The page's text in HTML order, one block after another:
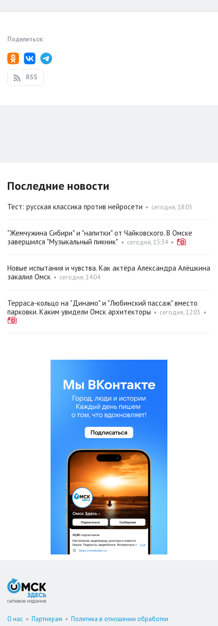
Поделиться:
RSS
Последние новости
Тест: русская классика против нейросети • сегодня, 18:05
"Жемчужина Сибири" и "напитки" от Чайковского. В Омске
завершился "Музыкальный пикник" • сегодня, 15:34•
Новые испытания и чувства. Как актёра Александра Алёшкина
закалил Омск • сегодня, 14:04
Терраса-кольцо на "Динамо" и "Любинский пассаж" вместо
парковки. Каким увидели Омск архитекторы • сегодня, 12:05 •
О нас • Партнерам • Политика в отношении обработки